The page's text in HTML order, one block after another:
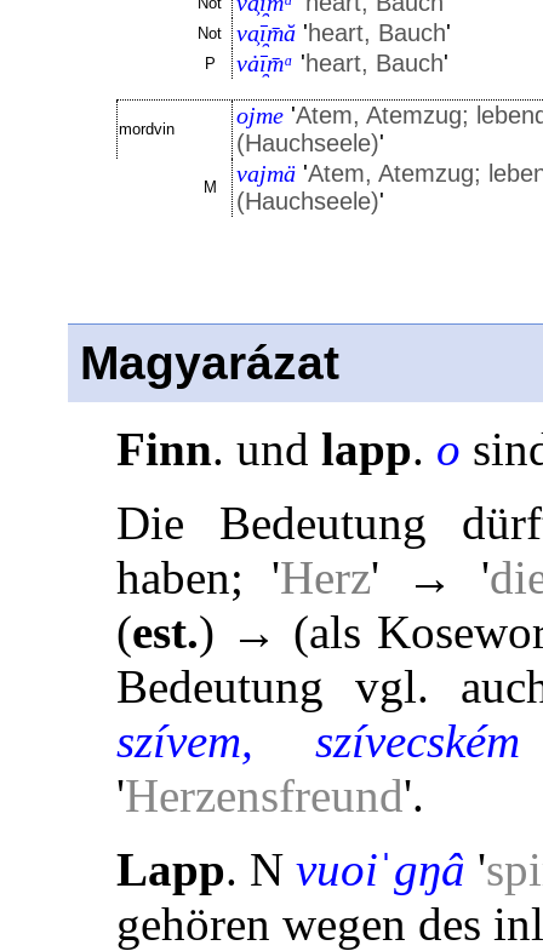
Not va͕ī̯m̄ă 'heart, Bauch'
P vȧī̯m̄ᵅ 'heart, Bauch'
mordvin
ojme 'Atem, Atemzug;
(Hauchseele)'
M
vajmä 'Atem, Atemzug;
(Hauchseele)'
Magyarázat
Finn. und lapp. o
Die Bedeutung
haben; 'Herz' → '
(est.) → (als
Bedeutung vgl.
szívem,
'Herzensfreund'.
Lapp. N vuoiˈgŋâ '
gehören wegen des